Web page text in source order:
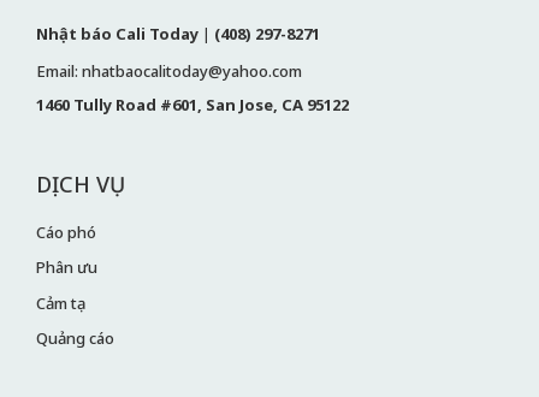
Nhật báo Cali Today | (408) 297-8271
Email: nhatbaocalitoday@yahoo.com
1460 Tully Road #601, San Jose, CA 95122
DỊCH VỤ
Cáo phó
Phân ưu
Cảm tạ
Quảng cáo